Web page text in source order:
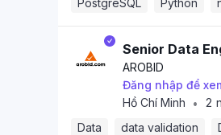
PostgreSQL
Python
Senior Data
AROBID
Đăng nhập để
Hồ Chí Minh
•
2
Data
data validation